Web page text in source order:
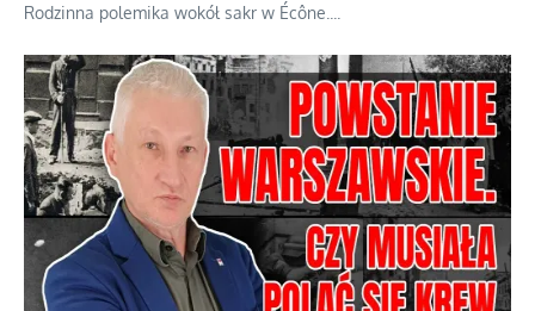
Rodzinna polemika wokół sakr w Écône.